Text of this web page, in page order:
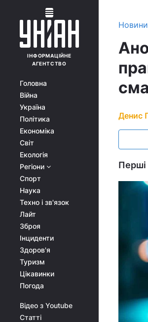
ІНФОРМАЦІЙНЕ
АГЕНТСТВО
Головна
Війна
Україна
Політика
Економіка
Світ
Екологія
Регіони
Спорт
Наука
Техно і зв'язок
Лайт
Зброя
Інциденти
Здоров'я
Туризм
Цікавинки
Погода
Відео з Youtube
Статті
Новини
Денис
Перші